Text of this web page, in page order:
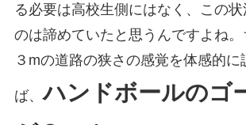
る必要は高校生側にはなく、この
のは諦めていたと思うんですよね
３mの道路の狭さの感覚を体感的
ば、ハンドボールのゴ